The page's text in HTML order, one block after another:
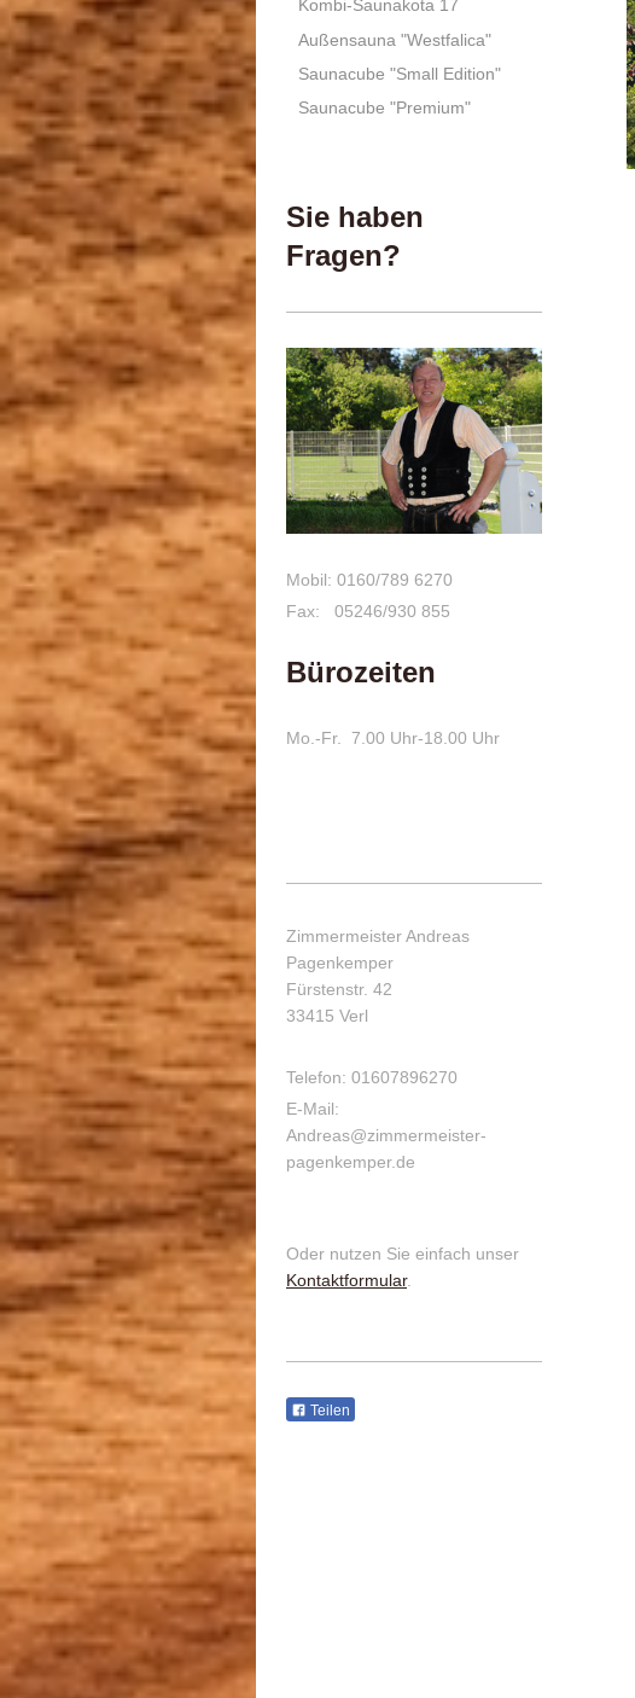
Kombi-Saunakota 17
Außensauna "Westfalica"
Saunacube "Small Edition"
Saunacube "Premium"
Sie haben
Fragen?
Mobil: 0160/789 6270
Fax: 05246/930 855
Bürozeiten
Mo.-Fr. 7.00 Uhr-18.00 Uhr
Zimmermeister Andreas
Pagenkemper
Fürstenstr. 42
33415 Verl
Telefon: 01607896270
E-Mail:
Andreas@zimmermeister-
pagenkemper.de
Oder nutzen Sie einfach unser
Kontaktformular.
Teilen